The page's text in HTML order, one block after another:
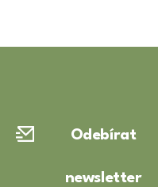
Odebírat
newsletter